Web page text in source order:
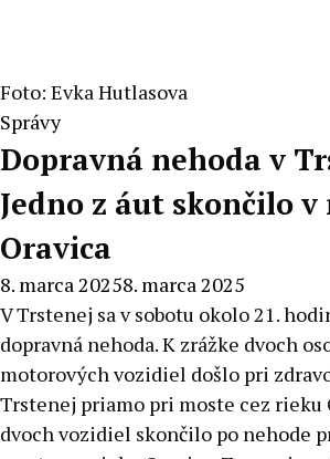
Foto: Evka Hutlasova
Správy
Dopravná nehoda v
Jedno z áut skončilo v
Oravica
8. marca 20258. marca 2025
V Trstenej sa v sobotu okolo 21.
dopravná nehoda. K zrážke dvoch
motorových vozidiel došlo pri
Trstenej priamo pri moste cez rieku
dvoch vozidiel skončilo po nehode